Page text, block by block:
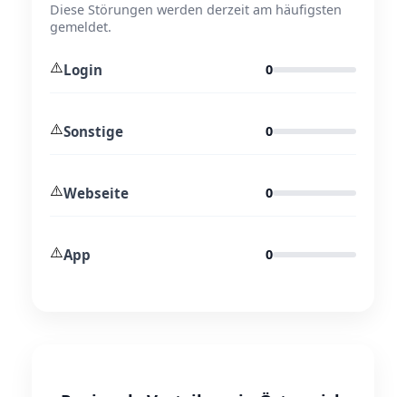
Diese Störungen werden derzeit am häufigsten
gemeldet.
⚠️Login 0
⚠️Sonstige 0
⚠️Webseite 0
⚠️App 0